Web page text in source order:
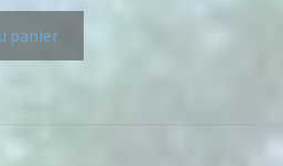
panier